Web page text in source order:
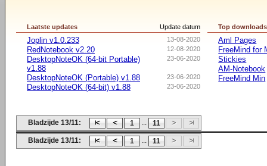
Update datum
Laatste updates
13-08-2020
Joplin v1.0.233
12-08-2020
RedNotebook v2.20
23-06-2020
DesktopNoteOK (64-bit Portable)
v1.88
23-06-2020
DesktopNoteOK (Portable) v1.88
23-06-2020
DesktopNoteOK (64-bit) v1.88
Top downloads
Aml Pages
FreeMind for
Stickies
AM-Notebook
FreeMind Min
Bladzijde 13/11: 1 ... 11
Bladzijde 13/11: 1 ... 11